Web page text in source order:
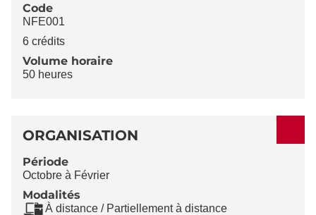
Code
NFE001
6 crédits
Volume horaire
50 heures
ORGANISATION
Période
Octobre à Février
Modalités
À distance / Partiellement à distance